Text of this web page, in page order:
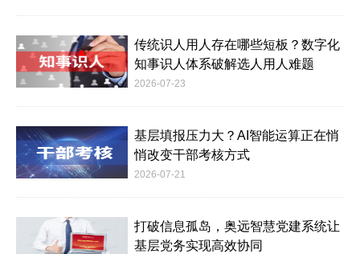
传统识人用人存在哪些短板？数字化
知事识人体系破解选人用人难题
2026-07-23
基层填报压力大？AI智能运算正在悄
悄改变干部考核方式
2026-07-21
打破信息孤岛，奥远智慧党建系统让
基层党务实现高效协同